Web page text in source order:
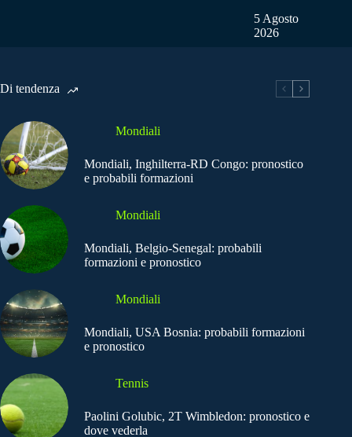
5 Agosto
2026
Di tendenza
Mondiali
Mondiali, Inghilterra-RD Congo: pronostico
e probabili formazioni
Mondiali
Mondiali, Belgio-Senegal: probabili
formazioni e pronostico
Mondiali
Mondiali, USA Bosnia: probabili formazioni
e pronostico
Tennis
Paolini Golubic, 2T Wimbledon: pronostico e
dove vederla